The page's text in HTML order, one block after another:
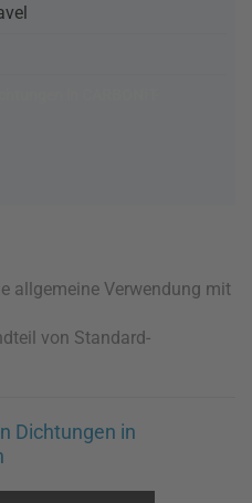
allgemeine Verwendung mit
von Standard-
Dichtungen in